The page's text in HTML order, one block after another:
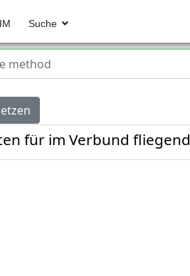
Suche
method
für im Verbund